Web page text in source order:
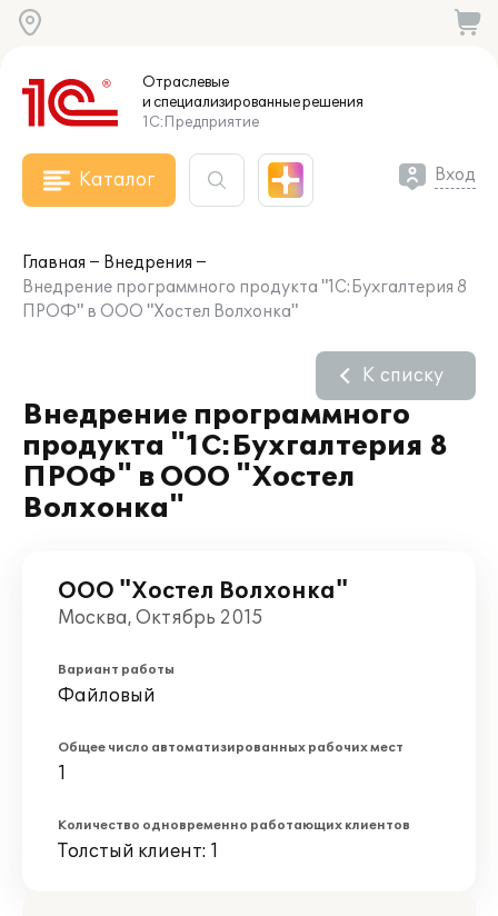
Отраслевые
и специализированныерешения
1С:Предприятие
Каталог Вход
Главная
Внедрения
Внедрение программного продукта "1С:Бухгалтерия 8
ПРОФ" в ООО "Хостел Волхонка"
Внедрение программного
продукта "1С:Бухгалтерия 8
ПРОФ" в ООО "Хостел
Волхонка"
К списку
ООО "Хостел Волхонка"
Москва, Октябрь 2015
Вариант работы
Файловый
Общее число автоматизированных рабочих мест
1
Количество одновременно работающих клиентов
Толстый клиент: 1